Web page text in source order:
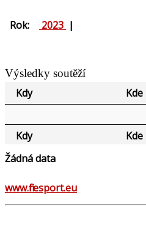
Rok: 2023 |
Výsledky soutěží
Kdy Kde
Kdy Kde
Žádná data
www.firesport.eu